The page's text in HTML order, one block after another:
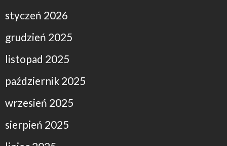
styczeń 2026
grudzień 2025
listopad 2025
październik 2025
wrzesień 2025
sierpień 2025